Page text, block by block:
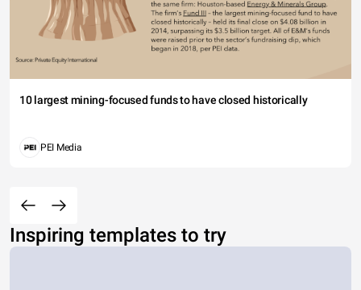
10 largest mining-focused funds to have closed historically
PEI Media
Inspiring templates to try